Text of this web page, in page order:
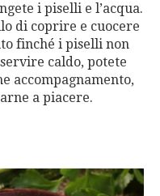
i piselli e l’acqua.
di coprire e cuocere
finché i piselli non
caldo, potete
accompagnamento,
a piacere.